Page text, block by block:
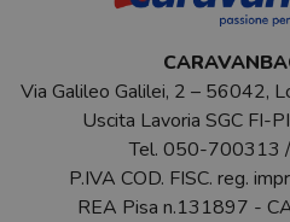
Via Galileo Galilei, 2 – 56042,
Uscita Lavoria SGC FI-
Tel. 050-700313 /
P.IVA COD. FISC. reg.
REA Pisa n.131897 -